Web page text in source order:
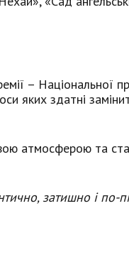
– Національної
яких здатні
атмосферою та
затишно і по-